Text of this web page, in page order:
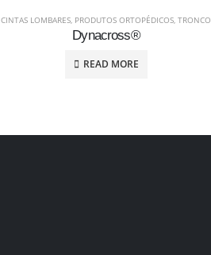
CINTAS LOMBARES, PRODUTOS ORTOPÉDICOS,TRONCO
Dynacross®
READ MORE